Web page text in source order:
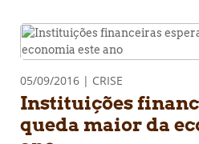
05/09/2016 | CRISE
Instituições
queda maior da